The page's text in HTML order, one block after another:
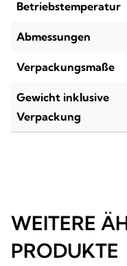
Betriebstemperatur
Abmessungen
Verpackungsmaße
Gewicht inklusive
Verpackung
WEITERE
PRODUKTE